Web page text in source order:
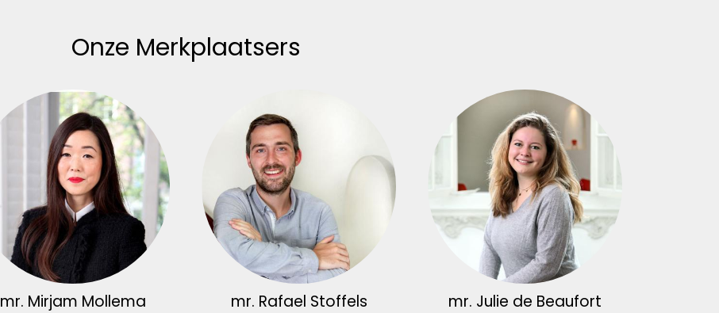
Onze Merkplaatsers
mr. Mirjam Mollema mr. Rafael Stoffels mr. Julie de Beaufort